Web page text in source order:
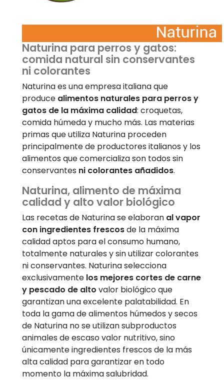
Naturina para perros y gatos:
comida natural sin conservantes
ni colorantes
Naturina es una empresa italiana que
produce alimentos naturales para perros y
gatos de la máxima calidad: croquetas,
comida húmeda y mucho más. Las materias
primas que utiliza Naturina proceden
principalmente de productores italianos y los
alimentos que comercializa son todos sin
conservantes ni colorantes añadidos.
Naturina, alimento de máxima
calidad y alto valor biológico
Las recetas de Naturina se elaboran al vapor
con ingredientes frescosde la máxima
calidad aptos para el consumo humano,
totalmente naturales y sin utilizar colorantes
ni conservantes. Naturina selecciona
exclusivamente los mejores cortes de carne
y pescado de alto valor biológico que
garantizan una excelente palatabilidad. En
toda la gama de alimentos húmedos y secos
de Naturina no se utilizan subproductos
animales de escaso valor nutritivo, sino
únicamente ingredientes frescos de la más
alta calidad para garantizar en todo
momento la máxima salubridad.